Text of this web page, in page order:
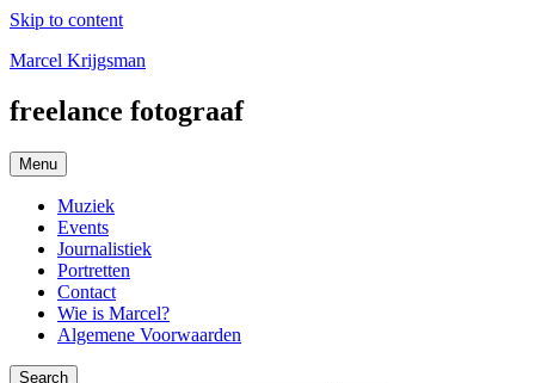
Skip to content
Marcel Krijgsman
freelance fotograaf
Menu
Muziek
Events
Journalistiek
Portretten
Contact
Wie is Marcel?
Algemene Voorwaarden
Search